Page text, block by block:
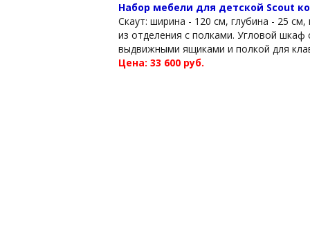
Набор мебели для детской Scout
Скаут: ширина - 120 см, глубина - 25
из отделения с полками. Угловой
выдвижными ящиками и полкой для
Цена: 33 600 руб.